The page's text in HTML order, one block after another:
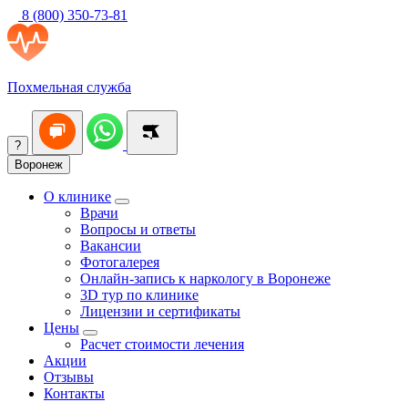
8 (800) 350-73-81
Похмельная служба
?
Воронеж
О клинике
Врачи
Вопросы и ответы
Вакансии
Фотогалерея
Онлайн-запись к наркологу в Воронеже
3D тур по клинике
Лицензии и сертификаты
Цены
Расчет стоимости лечения
Акции
Отзывы
Контакты